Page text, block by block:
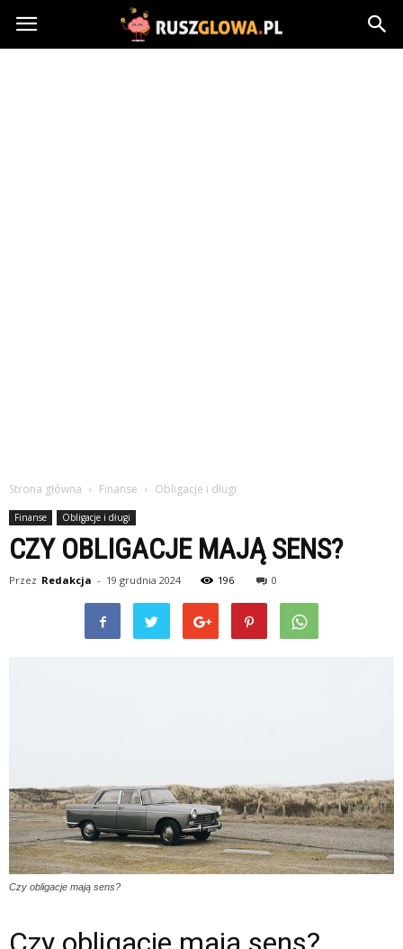
Ruszglowa.pl
Strona główna Finanse Obligacje i długi
Finanse Obligacje i długi
CZY OBLIGACJE MAJĄ SENS?
Przez Redakcja - 19 grudnia 2024 196 0
Czy obligacje mają sens?